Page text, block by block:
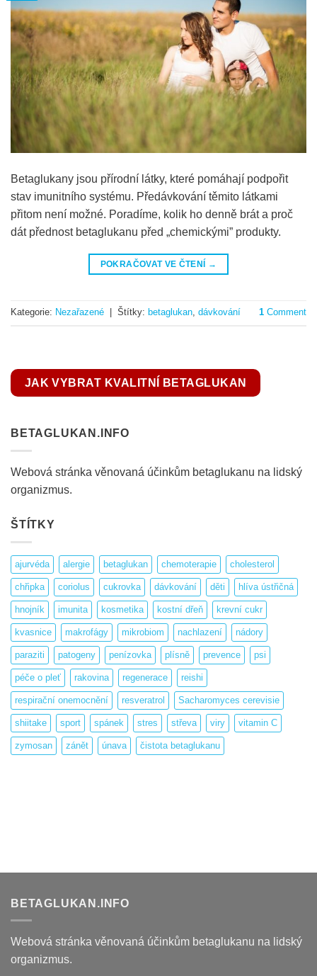
Betaglukany jsou přírodní látky, které pomáhají podpořit
stav imunitního systému. Předávkování těmito látkami
přitom není možné. Poradíme, kolik ho denně brát a proč
dát přednost betaglukanu před „chemickými” produkty.
POKRAČOVAT VE ČTENÍ →
Kategorie: Nezařazené Štítky: betaglukan, dávkování 1 Comment
JAK VYBRAT KVALITNÍ BETAGLUKAN
BETAGLUKAN.INFO
Webová stránka věnovaná účinkům betaglukanu na lidský
organizmus.
ŠTÍTKY
ajurvéda alergie betaglukan chemoterapie cholesterol
chřipka coriolus cukrovka dávkování děti hlíva ústřičná
hnojník imunita kosmetika kostní dřeň krevní cukr
kvasnice makrofágy mikrobiom nachlazení nádory
paraziti patogeny penízovka plísně prevence psi
péče o pleť rakovina regenerace reishi
respirační onemocnění resveratrol Sacharomyces cerevisie
shiitake sport spánek stres střeva viry vitamin C
zymosan zánět únava čistota betaglukanu
BETAGLUKAN.INFO
Webová stránka věnovaná účinkům betaglukanu na lidský
organizmus.